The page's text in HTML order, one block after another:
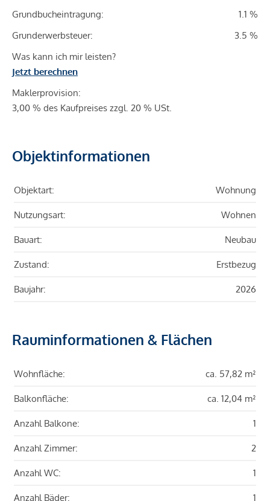
Grundbucheintragung:
1.1 %
Grunderwerbsteuer:
3.5 %
Was kann ich mir leisten?
Jetzt berechnen
Maklerprovision:
3,00 % des Kaufpreises zzgl. 20 % USt.
Objektinformationen
Objektart: Wohnung
Nutzungsart: Wohnen
Bauart: Neubau
Zustand: Erstbezug
Baujahr: 2026
Rauminformationen & Flächen
Wohnfläche: ca. 57,82 m²
Balkonfläche: ca. 12,04 m²
Anzahl Balkone: 1
Anzahl Zimmer: 2
Anzahl WC: 1
Anzahl Bäder: 1